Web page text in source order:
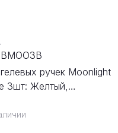
ручек Moonlight
3шт: Желтый,